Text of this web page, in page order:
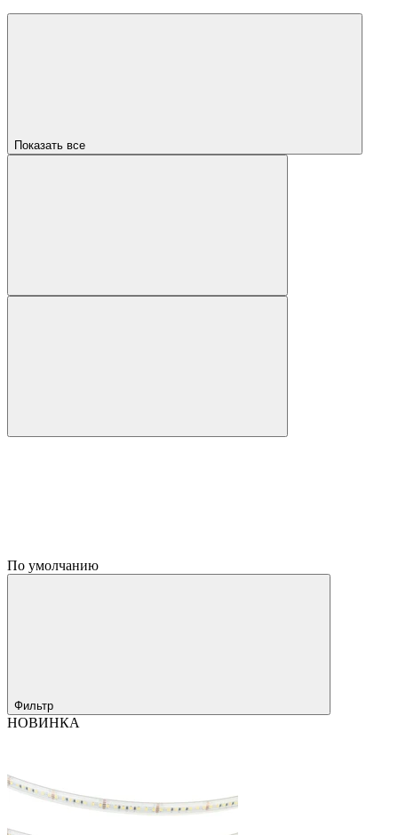
Показать все
По умолчанию
Фильтр
НОВИНКА